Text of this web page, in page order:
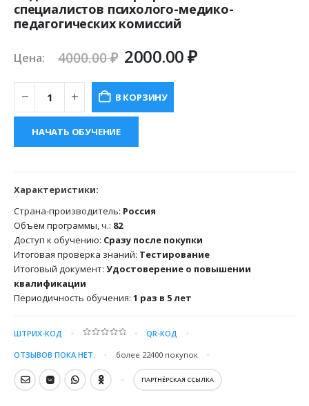
специалистов психолого-медико-
педагогических комиссий
Цена: 4000.00₽ Первоначальная
составляла
4000.00 ₽.
2000.00₽Текущая
В КОРЗИНУ
НАЧАТЬ ОБУЧЕНИЕ
Характеристики:
Страна-производитель: Россия
Объём программы, ч.: 82
Доступ к обучению: Сразу после покупки
Итоговая проверка знаний: Тестирование
Итоговый документ: Удостоверение о повышении
квалификации
Периодичность обучения: 1 раз в 5 лет
ШТРИХ-КОД QR-КОД
ОТЗЫВОВ ПОКА НЕТ. более 22400 покупок
ПАРТНЁРСКАЯ ССЫЛКА